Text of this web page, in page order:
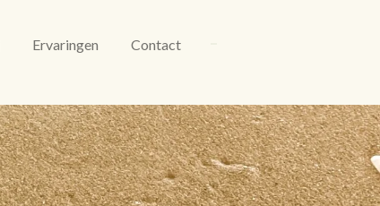
Ervaringen Contact